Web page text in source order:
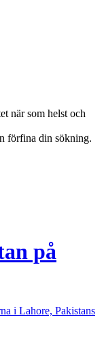
när som helst och
förfina din sökning.
på
i Lahore, Pakistans